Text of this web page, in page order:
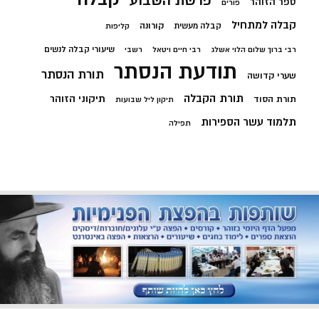
פורים
קבלה למתחיל קבלה מעשית קורונה קליפות
רבי ברוך שלום הלוי אשלג רבי חיים ויטאל רשבי שיעורי קבלה לנשים
שערי קדושה תודעת הנסתר תורת הנסתר
תורת הסוד תורת הקבלה תיקון ליל שבועות תיקוני הזוהר
תלמוד עשר הספירות תפילה